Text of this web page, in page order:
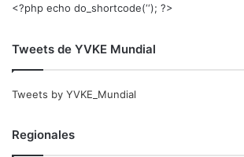
<?php echo do_shortcode(‘‘); ?>
Tweets de YVKE Mundial
Tweets by YVKE_Mundial
Regionales